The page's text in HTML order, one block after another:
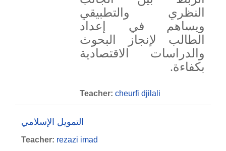
النظري والتطبيقي
ويساهم في إعداد
الطالب لإنجاز البحوث
والدراسات الاقتصادية
بكفاءة.
Teacher:cheurfi djilali
التمويل الإسلامي
Teacher: rezazi imad